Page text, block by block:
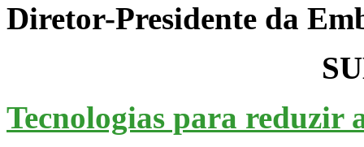
Diretor-Presidente da
Tecnologias para reduzir